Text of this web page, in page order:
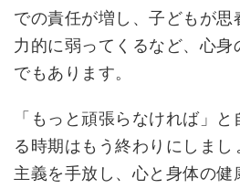
での責任が増し、子どもが
力的に弱ってくるなど、心身
でもあります。
「もっと頑張らなければ」
る時期はもう終わりにしま
主義を手放し、心と身体の